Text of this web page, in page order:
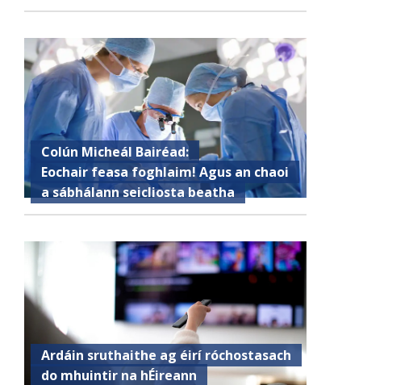
Colún Micheál Bairéad:
Eochair feasa foghlaim! Agus an chaoi
a sábhálann seicliosta beatha
Ardáin sruthaithe ag éirí róchostasach
do mhuintir na hÉireann